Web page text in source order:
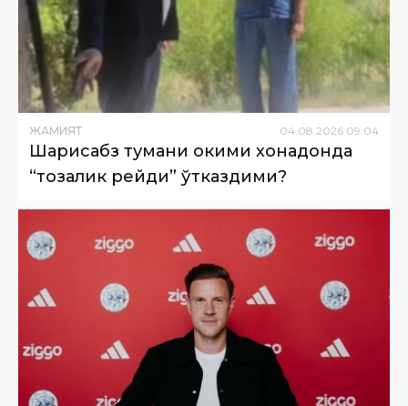
ЖАМИЯТ 04.08.2026 09:04
Шаҳрисабз тумани ҳокими хонадонда
“тозалик рейди” ўтказдими?